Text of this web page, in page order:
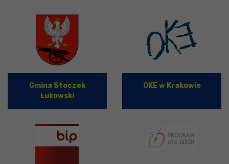
Gmina Stoczek
Łukowski
OKE w Krakowie